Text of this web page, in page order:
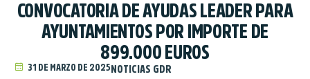
CONVOCATORIA DE AYUDAS LEADER PARA
AYUNTAMIENTOS POR IMPORTE DE
899.000 EUROS
31 DE MARZO DE 2025NOTICIAS GDR